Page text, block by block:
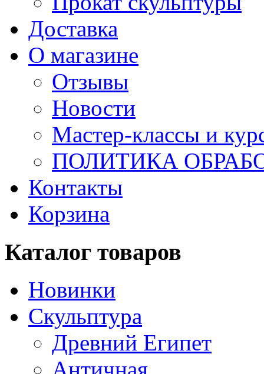
Доставка
О магазине
Отзывы
Новости
Мастер-классы и
ПОЛИТИКА
Контакты
Корзина
Каталог товаров
Новинки
Скульптура
Древний Египет